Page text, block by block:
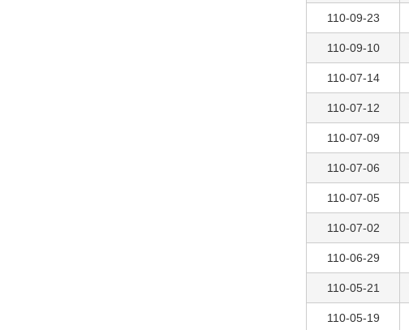
110-09-23
110-09-10
110-07-14
110-07-12
110-07-09
110-07-06
110-07-05
110-07-02
110-06-29
110-05-21
110-05-19